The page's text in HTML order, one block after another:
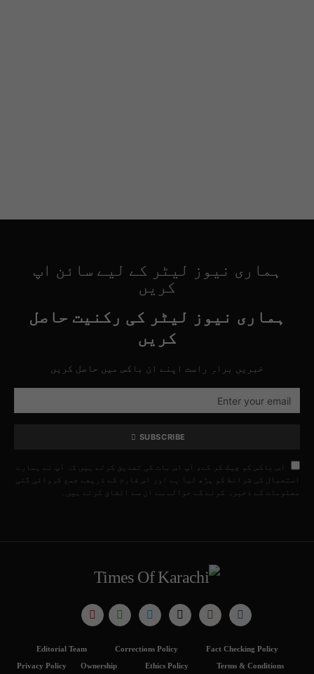
ہماری نیوز لیٹر کے لیے سائن اپ
کریں
ہماری نیوز لیٹر کی رکنیت حاصل
کریں
خبریں براہِ راست اپنے ان باکس میں حاصل کریں
SUBSCRIBE
اس باکس کو چیک کر کے، آپ اس بات کی تصدیق کرتے ہیں کہ آپ نے ہمارے
استعمال کی شرائط کو پڑھ لیا ہے اور اس فارم کے ذریعے جمع کروائی گئی
معلومات کے ذخیرہ کرنے کے حوالے سے ان سے اتفاق کرتے ہیں۔
Fact Checking Policy
Corrections Policy
Editorial Team
Terms & Conditions
Ethics Policy
Ownership
Privacy Policy